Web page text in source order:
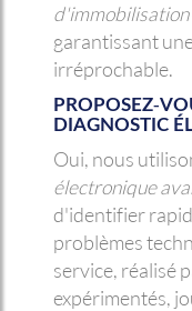
d'immobilisation
garantissant
irréprochable.
PROPOSEZ-
DIAGNOSTIC
Oui, nous
électronique
d'identifier
problèmes
service, réalisé
expérimentés,